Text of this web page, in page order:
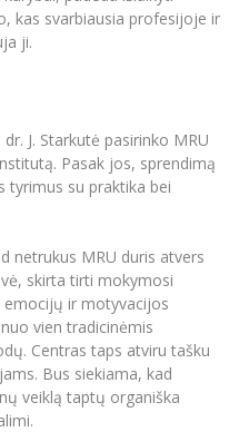
kas svarbiausia profesijoje ir
ji.
J. Starkutė pasirinko MRU
Pasak jos, sprendimą
tyrimus su praktika bei
netrukus MRU duris atvers
skirta tirti mokymosi
ir motyvacijos
vien tradicinėmis
Centras taps atviru tašku
Bus siekiama, kad
veiklą taptų organiška